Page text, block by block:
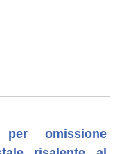
omissione